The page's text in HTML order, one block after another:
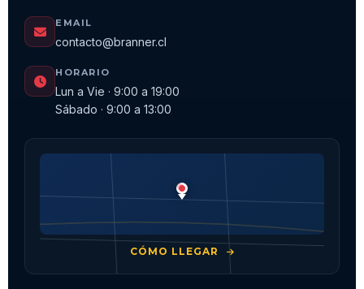
EMAIL
contacto@branner.cl
HORARIO
Lun a Vie · 9:00 a 19:00
Sábado · 9:00 a 13:00
CÓMO LLEGAR